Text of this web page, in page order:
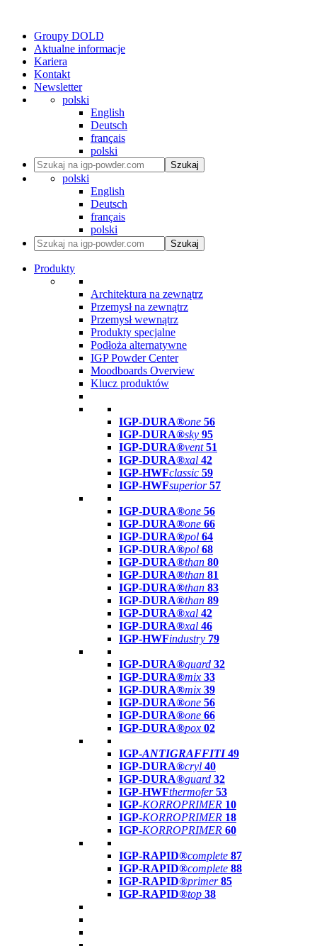
Groupy DOLD
Aktualne informacje
Kariera
Kontakt
Newsletter
polski
English
Deutsch
français
polski
Szukaj
polski
English
Deutsch
français
polski
Szukaj
Produkty
Architektura na zewnątrz
Przemysł na zewnątrz
Przemysł wewnątrz
Produkty specjalne
Podłoża alternatywne
IGP Powder Center
Moodboards Overview
Klucz produktów
IGP-DURA®one 56
IGP-DURA®sky 95
IGP-DURA®vent 51
IGP-DURA®xal 42
IGP-HWFclassic 59
IGP-HWFsuperior 57
IGP-DURA®one 56
IGP-DURA®one 66
IGP-DURA®pol 64
IGP-DURA®pol 68
IGP-DURA®than 80
IGP-DURA®than 81
IGP-DURA®than 83
IGP-DURA®than 89
IGP-DURA®xal 42
IGP-DURA®xal 46
IGP-HWFindustry 79
IGP-DURA®guard 32
IGP-DURA®mix 33
IGP-DURA®mix 39
IGP-DURA®one 56
IGP-DURA®one 66
IGP-DURA®pox 02
IGP-ANTIGRAFFITI49
IGP-DURA®cryl 40
IGP-DURA®guard 32
IGP-HWFthermofer 53
IGP-KORROPRIMER 10
IGP-KORROPRIMER 18
IGP-KORROPRIMER 60
IGP-RAPID®complete 87
IGP-RAPID®complete 88
IGP-RAPID®primer 85
IGP-RAPID®top 38